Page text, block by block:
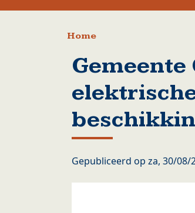
Kruimelpad
Home
Gepubliceerd op za, 30/08/